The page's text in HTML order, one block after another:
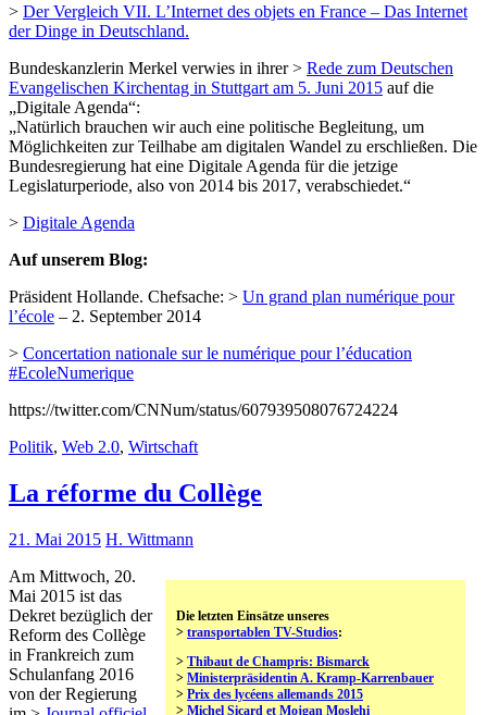
> Der Vergleich VII. L’Internet des objets en France – Das Internet
der Dinge in Deutschland.
Bundeskanzlerin Merkel verwies in ihrer > Rede zum Deutschen
Evangelischen Kirchentag in Stuttgart am 5. Juni 2015 auf die
„Digitale Agenda“:
„Natürlich brauchen wir auch eine politische Begleitung, um
Möglichkeiten zur Teilhabe am digitalen Wandel zu erschließen. Die
Bundesregierung hat eine Digitale Agenda für die jetzige
Legislaturperiode, also von 2014 bis 2017, verabschiedet.“
> Digitale Agenda
Auf unserem Blog:
Präsident Hollande. Chefsache: > Un grand plan numérique pour
l’école – 2. September 2014
> Concertation nationale sur le numérique pour l’éducation
#EcoleNumerique
https://twitter.com/CNNum/status/607939508076724224
Politik, Web 2.0, Wirtschaft
La réforme du Collège
21. Mai 2015 H. Wittmann
Die letzten Einsätze unseres
> transportablen TV-Studios:
> Thibaut de Champris: Bismarck
> Ministerpräsidentin A. Kramp-Karrenbauer
> Prix des lycéens allemands 2015
> Michel Sicard et Mojgan Moslehi
Am Mittwoch, 20.
Mai 2015 ist das
Dekret bezüglich der
Reform des Collège
in Frankreich zum
Schulanfang 2016
von der Regierung